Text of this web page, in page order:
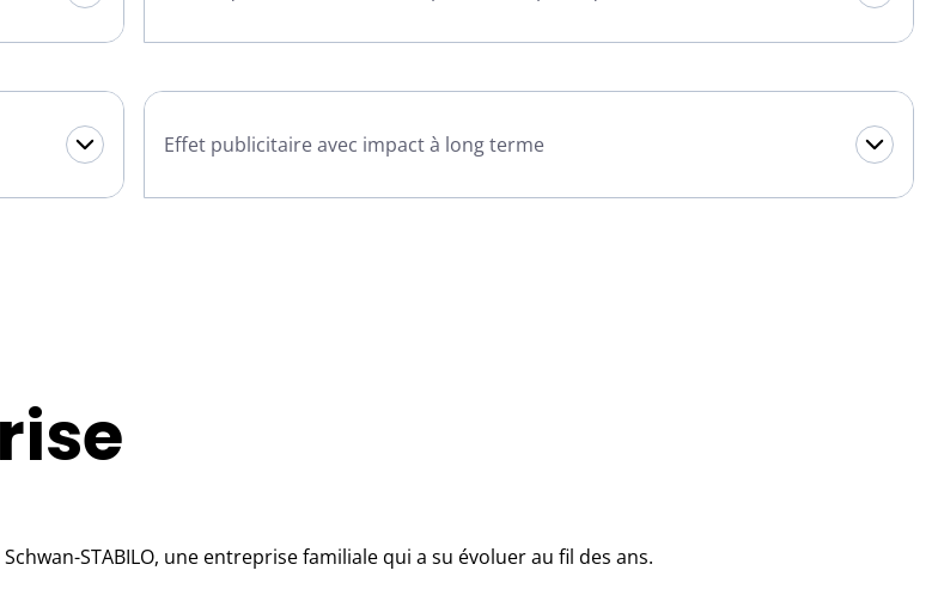
Effet publicitaire avec impact à long terme
STABILO, une entreprise familiale qui a su évoluer au fil des ans.